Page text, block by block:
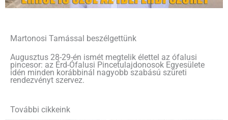
Martonosi Tamással beszélgettünk
Augusztus 28-29-én ismét megtelik élettel az ófalusi
pincesor: az Érd-Ófalusi Pincetulajdonosok Egyesülete
idén minden korábbinál nagyobb szabású szüreti
rendezvényt szervez.
További cikkeink